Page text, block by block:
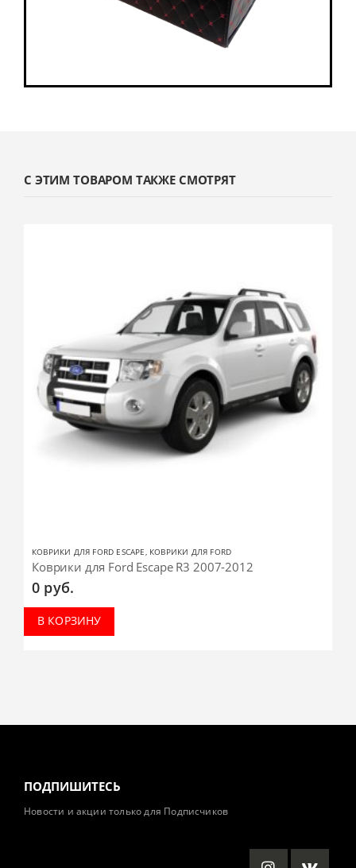
С ЭТИМ ТОВАРОМ ТАКЖЕ СМОТРЯТ
КОВРИКИ ДЛЯ FORD ESCAPE, КОВРИКИ ДЛЯ FORD
Коврики для Ford Escape R3 2007-2012
0 руб.
В КОРЗИНУ
ПОДПИШИТЕСЬ
Новости и акции только для Подписчиков